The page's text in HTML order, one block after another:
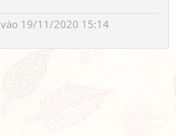
vào 19/11/2020 15:14